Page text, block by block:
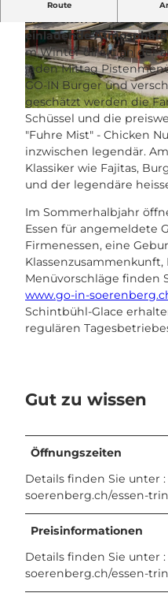
© UNESCO Biosphäre Entlebuch / Yannick
© CC-BY-NC-ND
Route
Entdecken Sie
einladende Atmosphäre
m Winter direkt an der
jeden Mittag
GO-IN Burger und
geschätzt werden die
Schüssel und die
"Fuhre Mist" - Chicken
inzwischen legendär.
Klassiker wie Fajitas,
und der legendäre
Im Sommerhalbjahr
Essen für angemeldete
Firmenessen, eine
Menüvorschläge finden
www.go-in-
Schintbühl-Glace
regulären
Gut zu wissen
Öffnungszeiten
Details finden Sie unter
soerenberg.ch/essen-
Preisinformationen
Details finden Sie unter
soerenberg.ch/essen-